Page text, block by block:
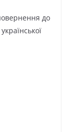
до